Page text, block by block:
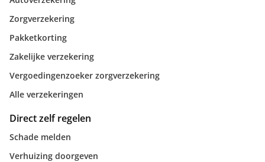
Zorgverzekering
Pakketkorting
Zakelijke verzekering
Vergoedingenzoeker zorgverzekering
Alle verzekeringen
Direct zelf regelen
Schade melden
Verhuizing doorgeven